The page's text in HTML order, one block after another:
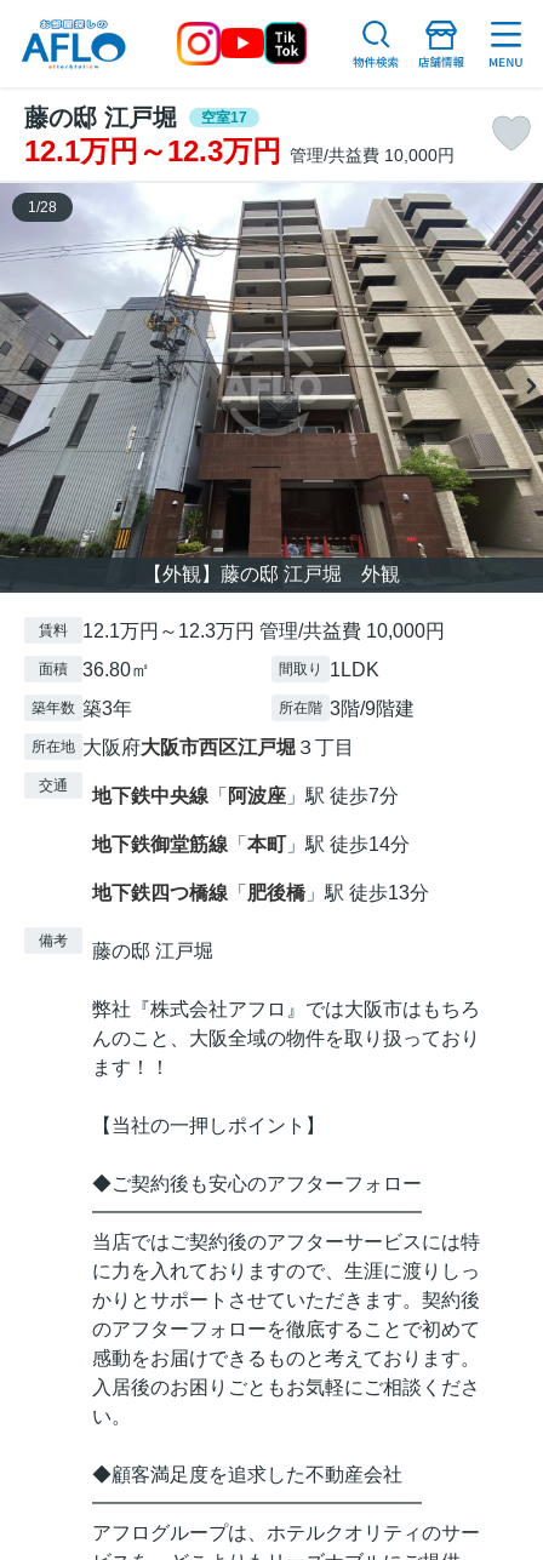
藤の邸 江戸堀 空室17
12.1万円～12.3万円 管理/共益費 10,000円
【外観】藤の邸 江戸堀 外観
1 /28
賃料 12.1万円～12.3万円 管理/共益費 10,000円
面積 36.80㎡ 間取り 1LDK
築年数 築3年 所在階 3階/9階建
所在地 大阪府大阪市西区江戸堀 ３丁目
交通 地下鉄中央線 「 阿波座 」駅 徒歩7分
地下鉄御堂筋線 「 本町 」駅 徒歩14分
地下鉄四つ橋線 「 肥後橋」駅 徒歩13分
備考 藤の邸 江戸堀
弊社『株式会社アフロ』では大阪市はもちろ
んのこと、大阪全域の物件を取り扱っており
ます！！
【当社の一押しポイント】
◆ご契約後も安心のアフターフォロー
━━━━━━━━━━━━━━━━━
当店ではご契約後のアフターサービスには特
に力を入れておりますので、生涯に渡りしっ
かりとサポートさせていただきます。契約後
のアフターフォローを徹底することで初めて
感動をお届けできるものと考えております。
入居後のお困りごともお気軽にご相談くださ
い。
◆顧客満足度を追求した不動産会社
━━━━━━━━━━━━━━━━━
アフログループは、ホテルクオリティのサー